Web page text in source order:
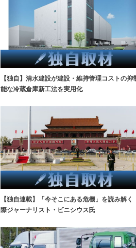
【独自】清水建設が建設・維持管理コストの抑
能な冷蔵倉庫新工法を実用化
【独自連載】「今そこにある危機」を読み解
際ジャーナリスト・ビニシウス氏